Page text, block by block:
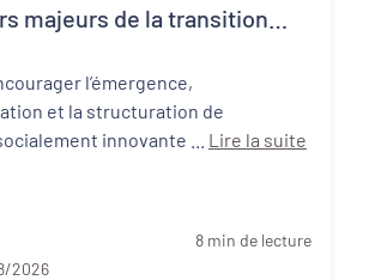
majeurs de la transition
et sociale
l’émergence,
et la structuration de
Lire la suite
8 min de lecture
2026